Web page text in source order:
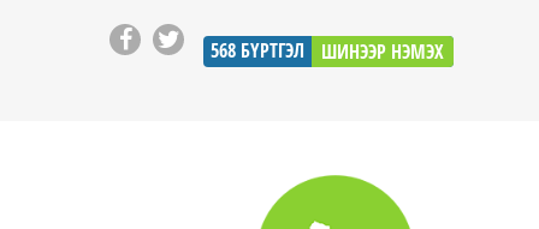
568 БҮРТГЭЛ ШИНЭЭР НЭМЭХ